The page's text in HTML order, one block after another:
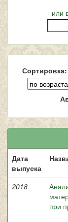
или
Сортировка:
Дата
выпуска
2018
при